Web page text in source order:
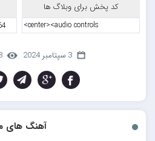
کد پخش برای وبلاگ ها
3 سپتامبر 2024
آهنگ های